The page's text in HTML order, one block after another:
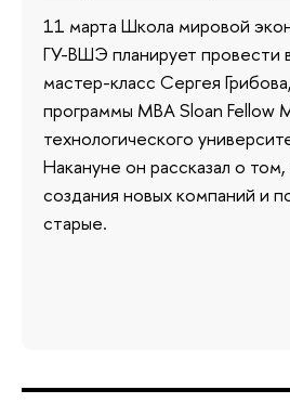
11 марта Школа мировой
ГУ-ВШЭ планирует провести
мастер-класс Сергея
программы МВА Sloan Fellow
технологического
Накануне он рассказал о
создания новых компаний и
старые.